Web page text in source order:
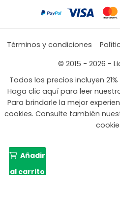
Términos y condiciones
© 2015 - 2026 -
Todos los precios incluyen
Haga clic aquí para leer
Para brindarle la mejor
cookies. Consulte también
Añadir
al carrito